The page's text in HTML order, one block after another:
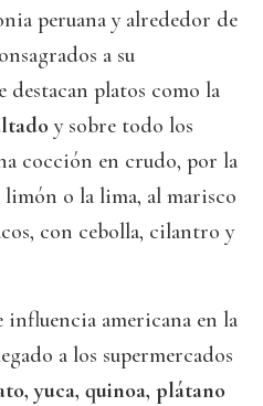
peruana y alrededor de
a su
destacan platos como la
y sobre todo los
cocción en crudo, por la
o la lima, al marisco
con cebolla, cilantro y
influencia americana en la
a los supermercados
yuca, quinoa, plátano